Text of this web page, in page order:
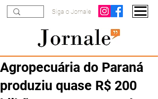
Siga o Jornale
Agropecuária do Paraná
produziu quase R$ 200